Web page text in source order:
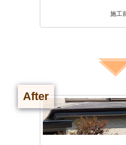
施工
After